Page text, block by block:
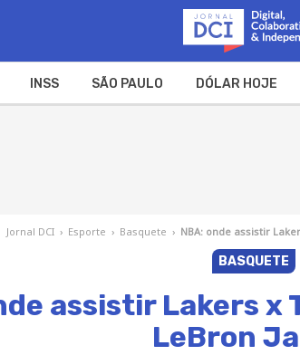
INSS SÃO PAULO DÓLAR HOJE
Jornal DCI › Esporte › Basquete › NBA: onde assistir
BASQUETE
assistir Lakers x
LeBron